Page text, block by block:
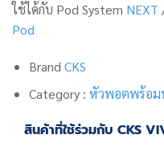
ใช้ได้กับ Pod System NEXT
Pod
Brand CKS
Category : หัวพอตพร้อม
สินค้าที่ใช้ร่วมกับ CKS